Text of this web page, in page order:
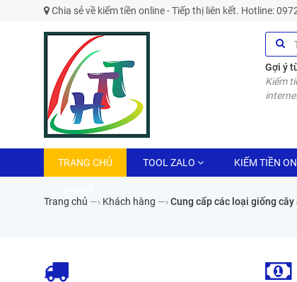
Chia sẻ về kiếm tiền online - Tiếp thị liên kết. Hotline:
Gợi ý
Kiếm
TRANG CHỦ TOOL ZALO KIẾM TIỀN
Trang chủ —› Khách hàng —›Cung cấp các loại giống